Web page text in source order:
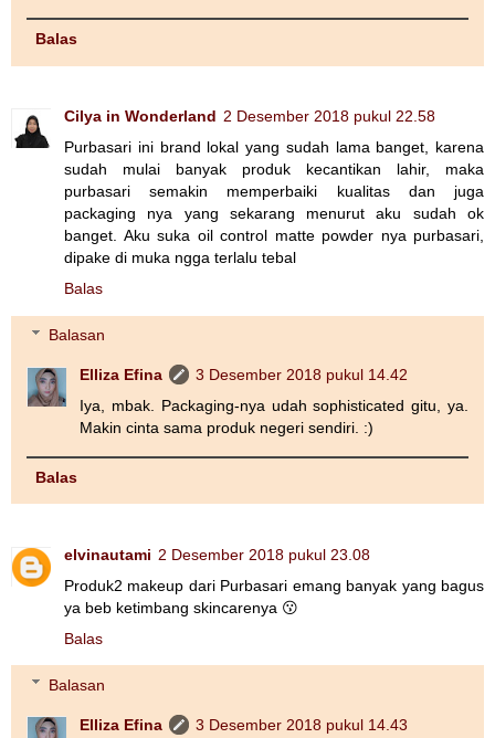
Balas
Cilya in Wonderland 2 Desember 2018 pukul 22.58
Purbasari ini brand lokal yang sudah lama banget, karena
sudah mulai banyak produk kecantikan lahir, maka
purbasari semakin memperbaiki kualitas dan juga
packaging nya yang sekarang menurut aku sudah ok
banget. Aku suka oil control matte powder nya purbasari,
dipake di muka ngga terlalu tebal
Balas
Balasan
Elliza Efina
3 Desember 2018 pukul 14.42
Iya, mbak. Packaging-nya udah sophisticated gitu, ya.
Makin cinta sama produk negeri sendiri. :)
Balas
elvinautami 2 Desember 2018 pukul 23.08
Produk2 makeup dari Purbasari emang banyak yang bagus
ya beb ketimbang skincarenya 😗
Balas
Balasan
Elliza Efina
3 Desember 2018 pukul 14.43